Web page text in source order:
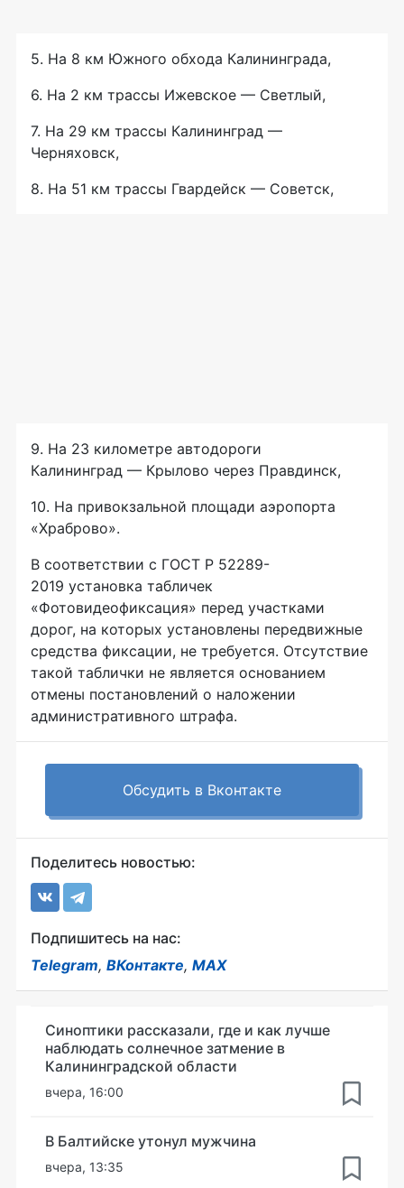
5. На 8 км Южного обхода Калининграда,
6. На 2 км трассы Ижевское — Светлый,
7. На 29 км трассы Калининград —
Черняховск,
8. На 51 км трассы Гвардейск — Советск,
9. На 23 километре автодороги
Калининград — Крылово через Правдинск,
10. На привокзальной площади аэропорта
«Храброво».
В соответствии с ГОСТ Р 52289-
2019 установка табличек
«Фотовидеофиксация» перед участками
дорог, на которых установлены передвижные
средства фиксации, не требуется. Отсутствие
такой таблички не является основанием
отмены постановлений о наложении
административного штрафа.
Обсудить в Вконтакте
Поделитесь новостью:
Подпишитесь на нас:
Telegram, ВКонтакте, MAX
Синоптики рассказали, где и как лучше
наблюдать солнечное затмение в
Калининградской области
вчера, 16:00
В Балтийске утонул мужчина
вчера, 13:35